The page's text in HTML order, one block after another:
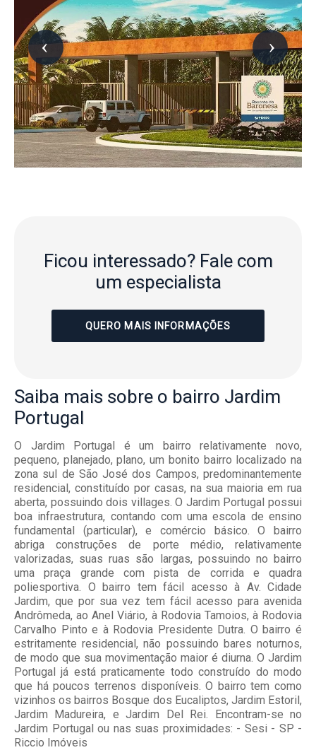
Ficou interessado? Fale com
um especialista
QUERO MAIS INFORMAÇÕES
Saiba mais sobre o bairro Jardim
Portugal
O Jardim Portugal é um bairro relativamente novo,
pequeno, planejado, plano, um bonito bairro localizado na
zona sul de São José dos Campos, predominantemente
residencial, constituído por casas, na sua maioria em rua
aberta, possuindo dois villages. O Jardim Portugal possui
boa infraestrutura, contando com uma escola de ensino
fundamental (particular), e comércio básico. O bairro
abriga construções de porte médio, relativamente
valorizadas, suas ruas são largas, possuindo no bairro
uma praça grande com pista de corrida e quadra
poliesportiva. O bairro tem fácil acesso à Av. Cidade
Jardim, que por sua vez tem fácil acesso para avenida
Andrômeda, ao Anel Viário, à Rodovia Tamoios, à Rodovia
Carvalho Pinto e à Rodovia Presidente Dutra. O bairro é
estritamente residencial, não possuindo bares noturnos,
de modo que sua movimentação maior é diurna. O Jardim
Portugal já está praticamente todo construído do modo
que há poucos terrenos disponíveis. O bairro tem como
vizinhos os bairros Bosque dos Eucaliptos, Jardim Estoril,
Jardim Madureira, e Jardim Del Rei. Encontram-se no
Jardim Portugal ou nas suas proximidades: - Sesi - SP -
Riccio Imóveis